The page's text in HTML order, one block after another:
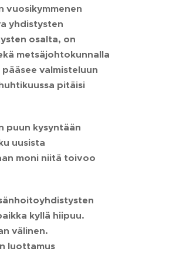
vuosikymmenen
yhdistysten
osalta, on
metsäjohtokunnalla
valmisteluun
pitäisi
puun kysyntään
uusista
moni niitä toivoo
kyllä hiipuu.
välinen.
luottamus